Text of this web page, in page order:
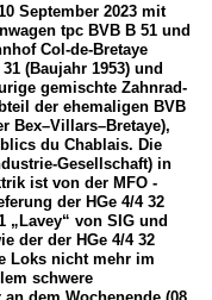
September 2023 mit
tpc BVB B 51 und
Col-de-Bretaye
(Baujahr 1953) und
gemischte Zahnrad-
der ehemaligen BVB
Bex–Villars–Bretaye),
du Chablais. Die
Gesellschaft) in
ist von der MFO -
der HGe 4/4 32
„Lavey“ von SIG und
der der HGe 4/4 32
Loks nicht mehr im
schwere
dem Wochenende (08